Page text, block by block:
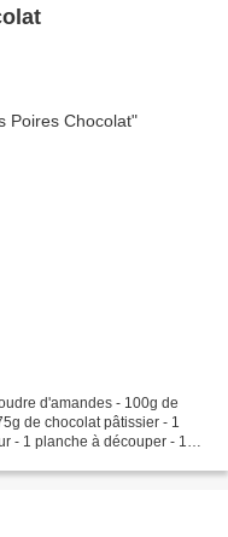
d'amandes - 100g de
de chocolat pâtissier - 1
- 1 planche à découper - 1